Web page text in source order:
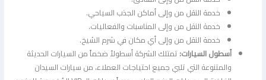
خدمة النقل من وإلى أماكن الجذب السياحي.
خدمة النقل من وإلى المناسبات والفعاليات.
خدمة النقل من وإلى أي مكان في شرم الشيخ.
أسطول السيارات:تمتلك الشركة أسطولاً ضخماً من السيارات الحديثة
والمتنوعة التي تلبي جميع احتياجات العملاء، من سيارات السيدان